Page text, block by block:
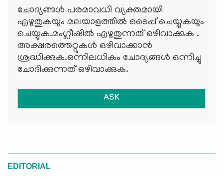
ചോദ്യങ്ങള്‍ പരമാവധി വ്യക്തമായി
എഴുതുകയും മലയാളത്തില്‍ ടൈപ്പ് ചെയ്യുകയും
ചെയ്യുക.മംഗ്ലീഷില്‍ എഴുതുന്നത് ഒഴിവാക്കുക .
അക്ഷരത്തെറ്റുകള്‍ ഒഴിവാക്കാന്‍
ശ്രദ്ധിക്കുക.ഒന്നിലധികം ചോദ്യങ്ങള്‍ ഒന്നിച്ചു
ചോദിക്കുന്നത് ഒഴിവാക്കുക.
ASK
EDITORIAL